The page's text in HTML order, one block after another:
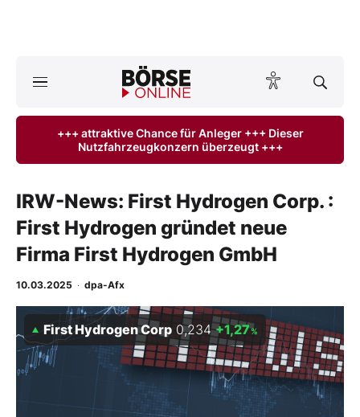
ktuelle Ausgabe BÖRSE ONLINE lesen
Finanz-Check
BO-Musterdepots
Experten
+++ attraktive Chance für Anleger +++ Dieser
Nutzfahrzeugkonzern überzeugt +++
IRW-News: First Hydrogen Corp. :
First Hydrogen gründet neue
Firma First Hydrogen GmbH
10.03.2025 · dpa-Afx
First Hydrogen Corp 0,234 +1,27%